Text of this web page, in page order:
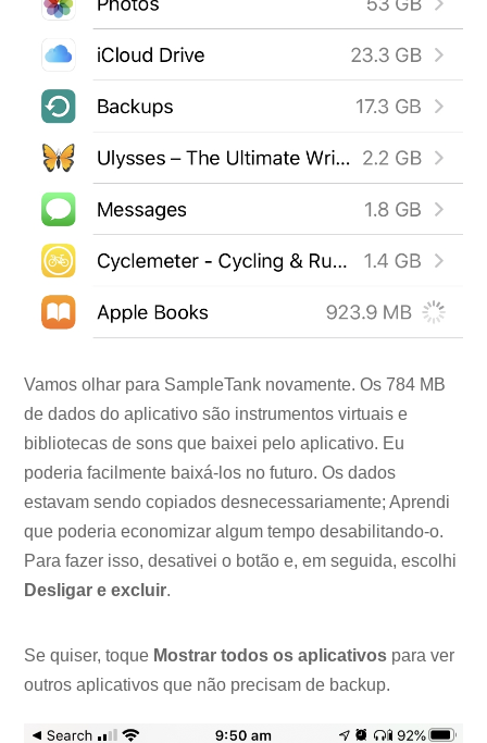
Vamos olhar para SampleTank novamente. Os 784 MB
de dados do aplicativo são instrumentos virtuais e
bibliotecas de sons que baixei pelo aplicativo. Eu
poderia facilmente baixá-los no futuro. Os dados
estavam sendo copiados desnecessariamente; Aprendi
que poderia economizar algum tempo desabilitando-o.
Para fazer isso, desativei o botão e, em seguida, escolhi
Desligar e excluir.
Se quiser, toque Mostrar todos os aplicativos para ver
outros aplicativos que não precisam de backup.